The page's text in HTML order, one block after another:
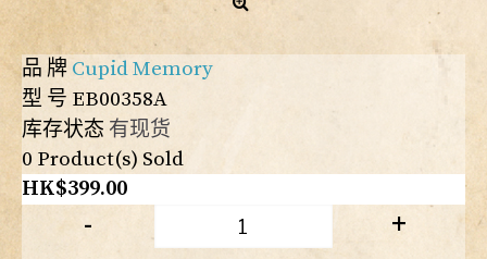
品 牌 Cupid Memory
型 号 EB00358A
库存状态 有现货
0 Product(s) Sold
HK$399.00
- +